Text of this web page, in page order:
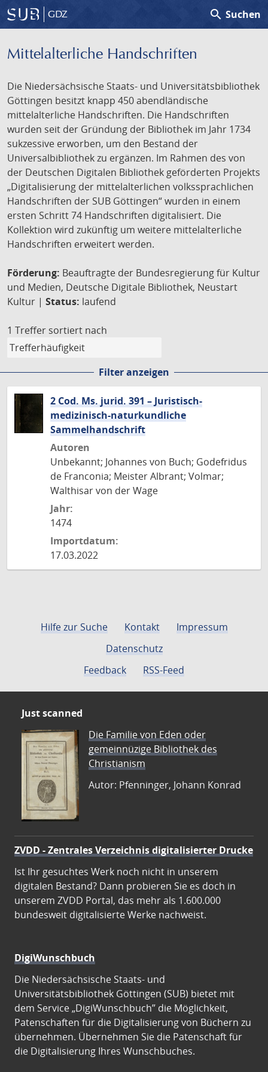
GDZ search Suchen
Mittelalterliche Handschriften
Die Niedersächsische Staats- und Universitätsbibliothek
Göttingen besitzt knapp 450 abendländische
mittelalterliche Handschriften. Die Handschriften
wurden seit der Gründung der Bibliothek im Jahr 1734
sukzessive erworben, um den Bestand der
Universalbibliothek zu ergänzen. Im Rahmen des von
der Deutschen Digitalen Bibliothek geförderten Projekts
„Digitalisierung der mittelalterlichen volkssprachlichen
Handschriften der SUB Göttingen“ wurden in einem
ersten Schritt 74 Handschriften digitalisiert. Die
Kollektion wird zukünftig um weitere mittelalterliche
Handschriften erweitert werden.
Förderung: Beauftragte der Bundesregierung für Kultur
und Medien, Deutsche Digitale Bibliothek, Neustart
Kultur | Status: laufend
1 Treffer sortiert nach
Filter anzeigen
2 Cod. Ms. jurid. 391 – Juristisch-
medizinisch-naturkundliche
Sammelhandschrift
Autoren
Unbekannt; Johannes von Buch; Godefridus
de Franconia; Meister Albrant; Volmar;
Walthisar von der Wage
Jahr:
1474
Importdatum:
17.03.2022
Hilfe zur Suche Kontakt
Impressum
Datenschutz
Feedback
RSS-Feed
Just scanned
Die Familie von Eden oder
gemeinnüzige Bibliothek des
Christianism
Autor: Pfenninger, Johann Konrad
ZVDD - Zentrales Verzeichnis digitalisierter Drucke
Ist Ihr gesuchtes Werk noch nicht in unserem
digitalen Bestand? Dann probieren Sie es doch in
unserem ZVDD Portal, das mehr als 1.600.000
bundesweit digitalisierte Werke nachweist.
DigiWunschbuch
Die Niedersächsische Staats- und
Universitätsbibliothek Göttingen (SUB) bietet mit
dem Service „DigiWunschbuch” die Möglichkeit,
Patenschaften für die Digitalisierung von Büchern zu
übernehmen. Übernehmen Sie die Patenschaft für
die Digitalisierung Ihres Wunschbuches.